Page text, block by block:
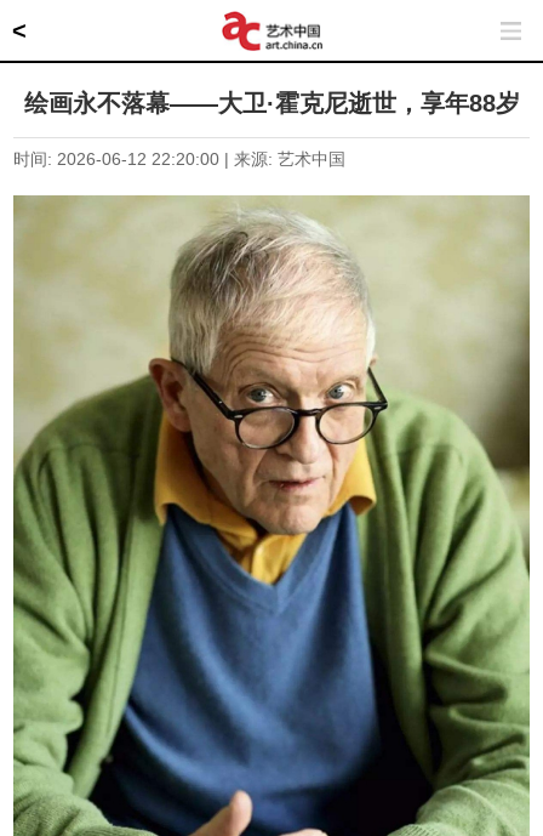
<
绘画永不落幕——大卫·霍克尼逝世，享年88岁
时间: 2026-06-12 22:20:00 | 来源: 艺术中国